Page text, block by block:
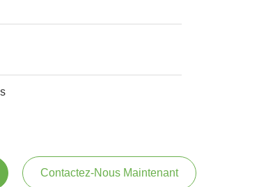
Contactez-Nous Maintenant